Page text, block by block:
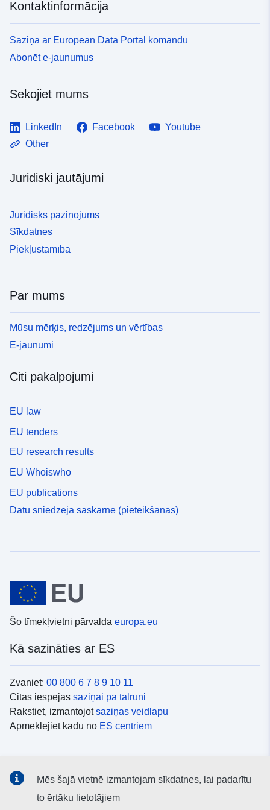
Kontaktinformācija
Saziņa ar European Data Portal komandu
Abonēt e-jaunumus
Sekojiet mums
LinkedIn Facebook
Youtube
Other
Juridiski jautājumi
Juridisks paziņojums
Sīkdatnes
Piekļūstamība
Par mums
Mūsu mērķis, redzējums un vērtības
E-jaunumi
Citi pakalpojumi
EU law
EU tenders
EU research results
EU Whoiswho
EU publications
Datu sniedzēja saskarne (pieteikšanās)
Šo tīmekļvietni pārvalda europa.eu
Kā sazināties ar ES
Zvaniet: 00 800 6 7 8 9 10 11
Citas iespējas saziņai pa tālruni
Rakstiet, izmantojotsaziņas veidlapu
Apmeklējiet kādu no ES centriem
ES kontisociālajos medijos
Mēs šajā vietnē izmantojam sīkdatnes, lai padarītu
to ērtāku lietotājiem